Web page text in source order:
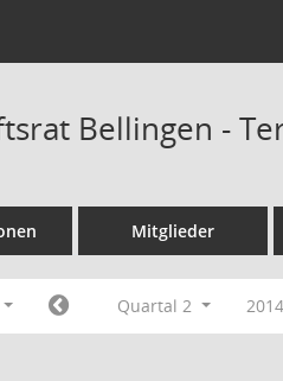
Bellingen -
Mitglieder
Quartal 2 2014